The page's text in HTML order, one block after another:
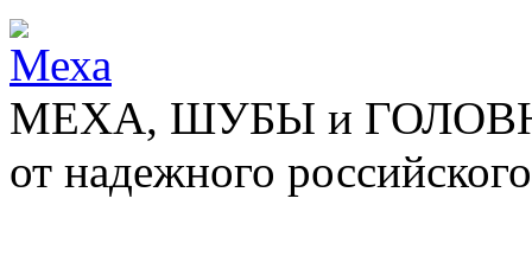
МЕХА, ШУБЫ и
от надежного